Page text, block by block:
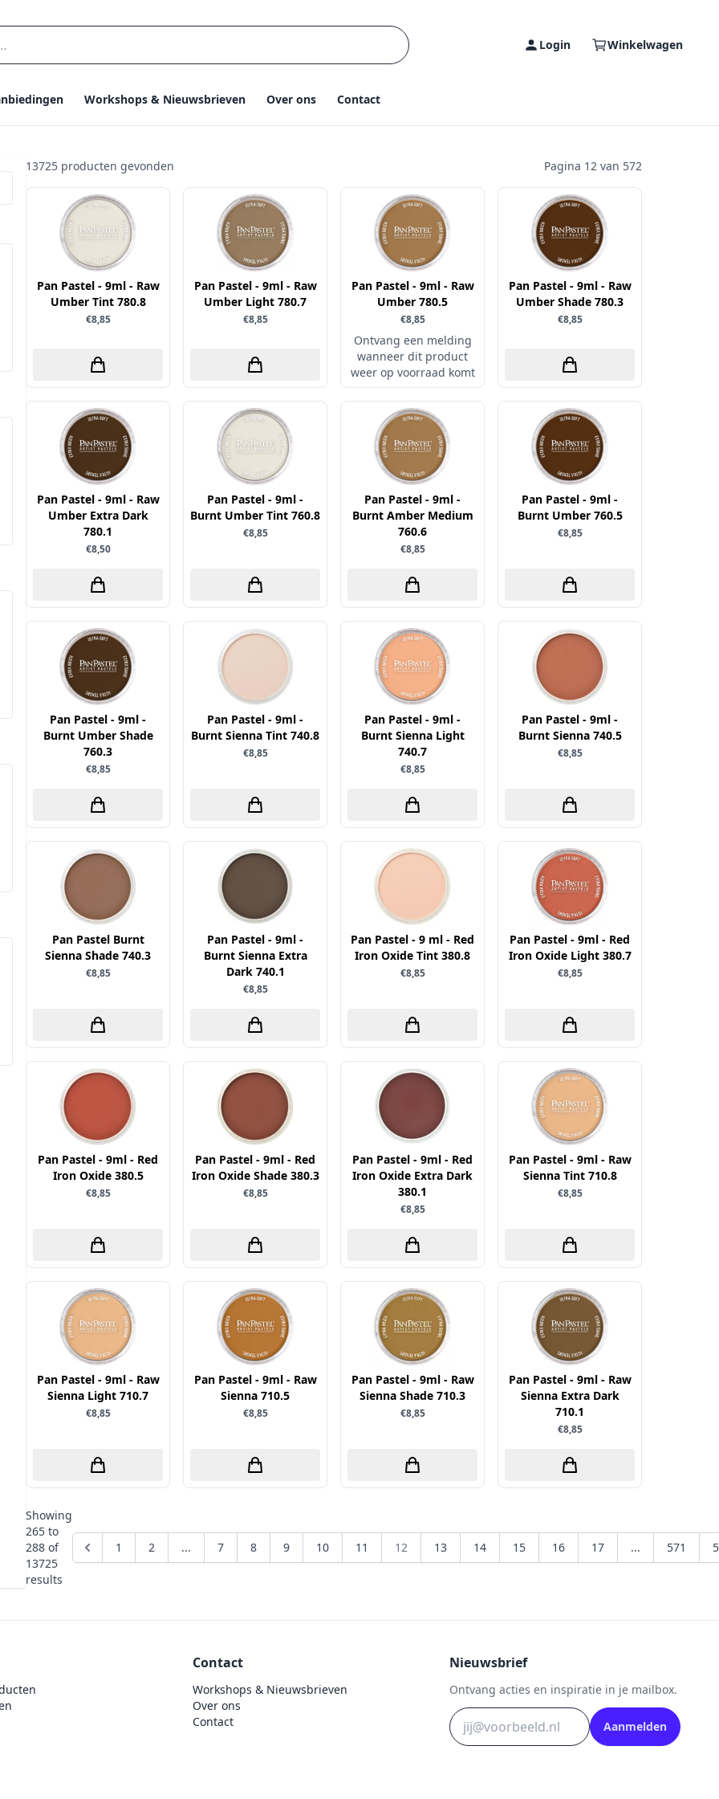
Login Winkelwagen
Workshops & Nieuwsbrieven Over ons Contact
13725 producten gevonden Pagina 12 van 572
Pan Pastel - 9ml - Raw
Umber Tint 780.8
€8,85
Pan Pastel - 9ml - Raw
Umber Light 780.7
€8,85
Pan Pastel - 9ml - Raw
Umber 780.5
€8,85
Ontvang een melding
wanneer dit product
weer op voorraad komt
Pan Pastel - 9ml - Raw
Umber Shade 780.3
€8,85
Pan Pastel - 9ml - Raw
Umber Extra Dark
780.1
€8,50
Pan Pastel - 9ml -
Burnt Umber Tint 760.8
€8,85
Pan Pastel - 9ml -
Burnt Amber Medium
760.6
€8,85
Pan Pastel - 9ml -
Burnt Umber 760.5
€8,85
Pan Pastel - 9ml -
Burnt Umber Shade
760.3
€8,85
Pan Pastel - 9ml -
Burnt Sienna Tint 740.8
€8,85
Pan Pastel - 9ml -
Burnt Sienna Light
740.7
€8,85
Pan Pastel - 9ml -
Burnt Sienna 740.5
€8,85
Pan Pastel Burnt
Sienna Shade 740.3
€8,85
Pan Pastel - 9ml -
Burnt Sienna Extra
Dark 740.1
€8,85
Pan Pastel - 9 ml - Red
Iron Oxide Tint 380.8
€8,85
Pan Pastel - 9ml - Red
Iron Oxide Light 380.7
€8,85
Pan Pastel - 9ml - Red
Iron Oxide 380.5
€8,85
Pan Pastel - 9ml - Red
Iron Oxide Shade 380.3
€8,85
Pan Pastel - 9ml - Red
Iron Oxide Extra Dark
380.1
€8,85
Pan Pastel - 9ml - Raw
Sienna Tint 710.8
€8,85
Pan Pastel - 9ml - Raw
Sienna Light 710.7
€8,85
Pan Pastel - 9ml - Raw
Sienna 710.5
€8,85
Pan Pastel - 9ml - Raw
Sienna Shade 710.3
€8,85
Pan Pastel - 9ml - Raw
Sienna Extra Dark
710.1
€8,85
Showing
265 to
288 of
13725
results
1 2 ... 7 8 9 10 11 12 13 14 15 16 17 ... 571
Contact
Workshops & Nieuwsbrieven
Over ons
Contact
Nieuwsbrief
Ontvang acties en inspiratie in je mailbox.
Aanmelden